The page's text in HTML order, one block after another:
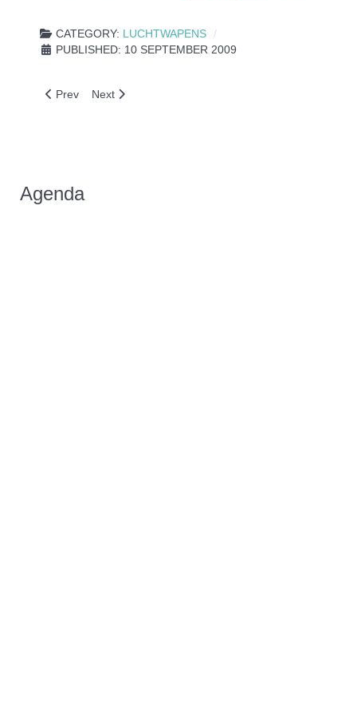
CATEGORY: LUCHTWAPENS
PUBLISHED: 10 SEPTEMBER 2009
Previous article: Deelnemende Teams Liga 2009/2010
Prev Next article: Indeling en Programma Ligacompetitie
Next
Agenda